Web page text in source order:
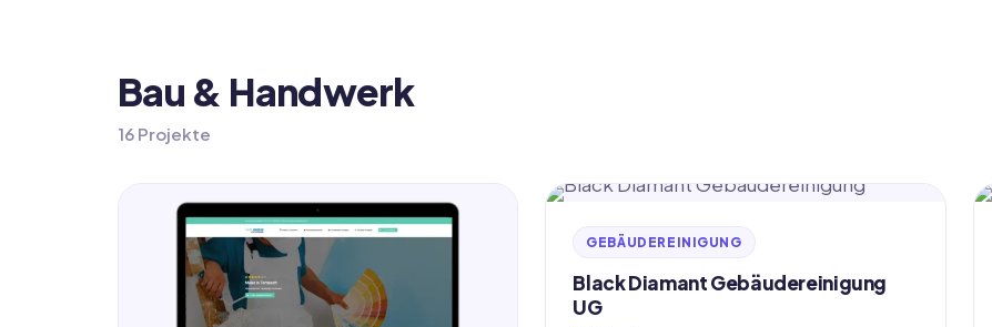
Bau & Handwerk
16 Projekte
GEBÄUDEREINIGUNG
Black Diamant Gebäudereinigung
UG